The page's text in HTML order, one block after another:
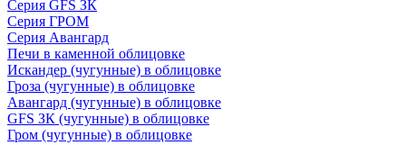
Серия GFS ЗК
Серия ГРОМ
Серия Авангард
Печи в каменной облицовке
Искандер (чугунные) в облицовке
Гроза (чугунные) в облицовке
Авангард (чугунные) в облицовке
GFS ЗК (чугунные) в облицовке
Гром (чугунные) в облицовке